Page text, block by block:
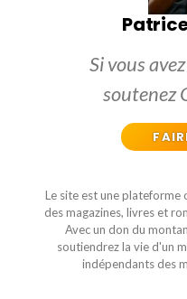
Si vous
soutenez
Le site est une plateforme
des magazines, livres et
Avec un don du
soutiendrez la vie d'un
indépendants des